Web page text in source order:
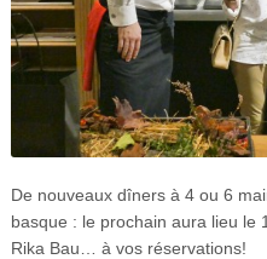
De nouveaux dîners à 4 ou 6
basque : le prochain aura lieu le
Rika Bau… à vos réservations!